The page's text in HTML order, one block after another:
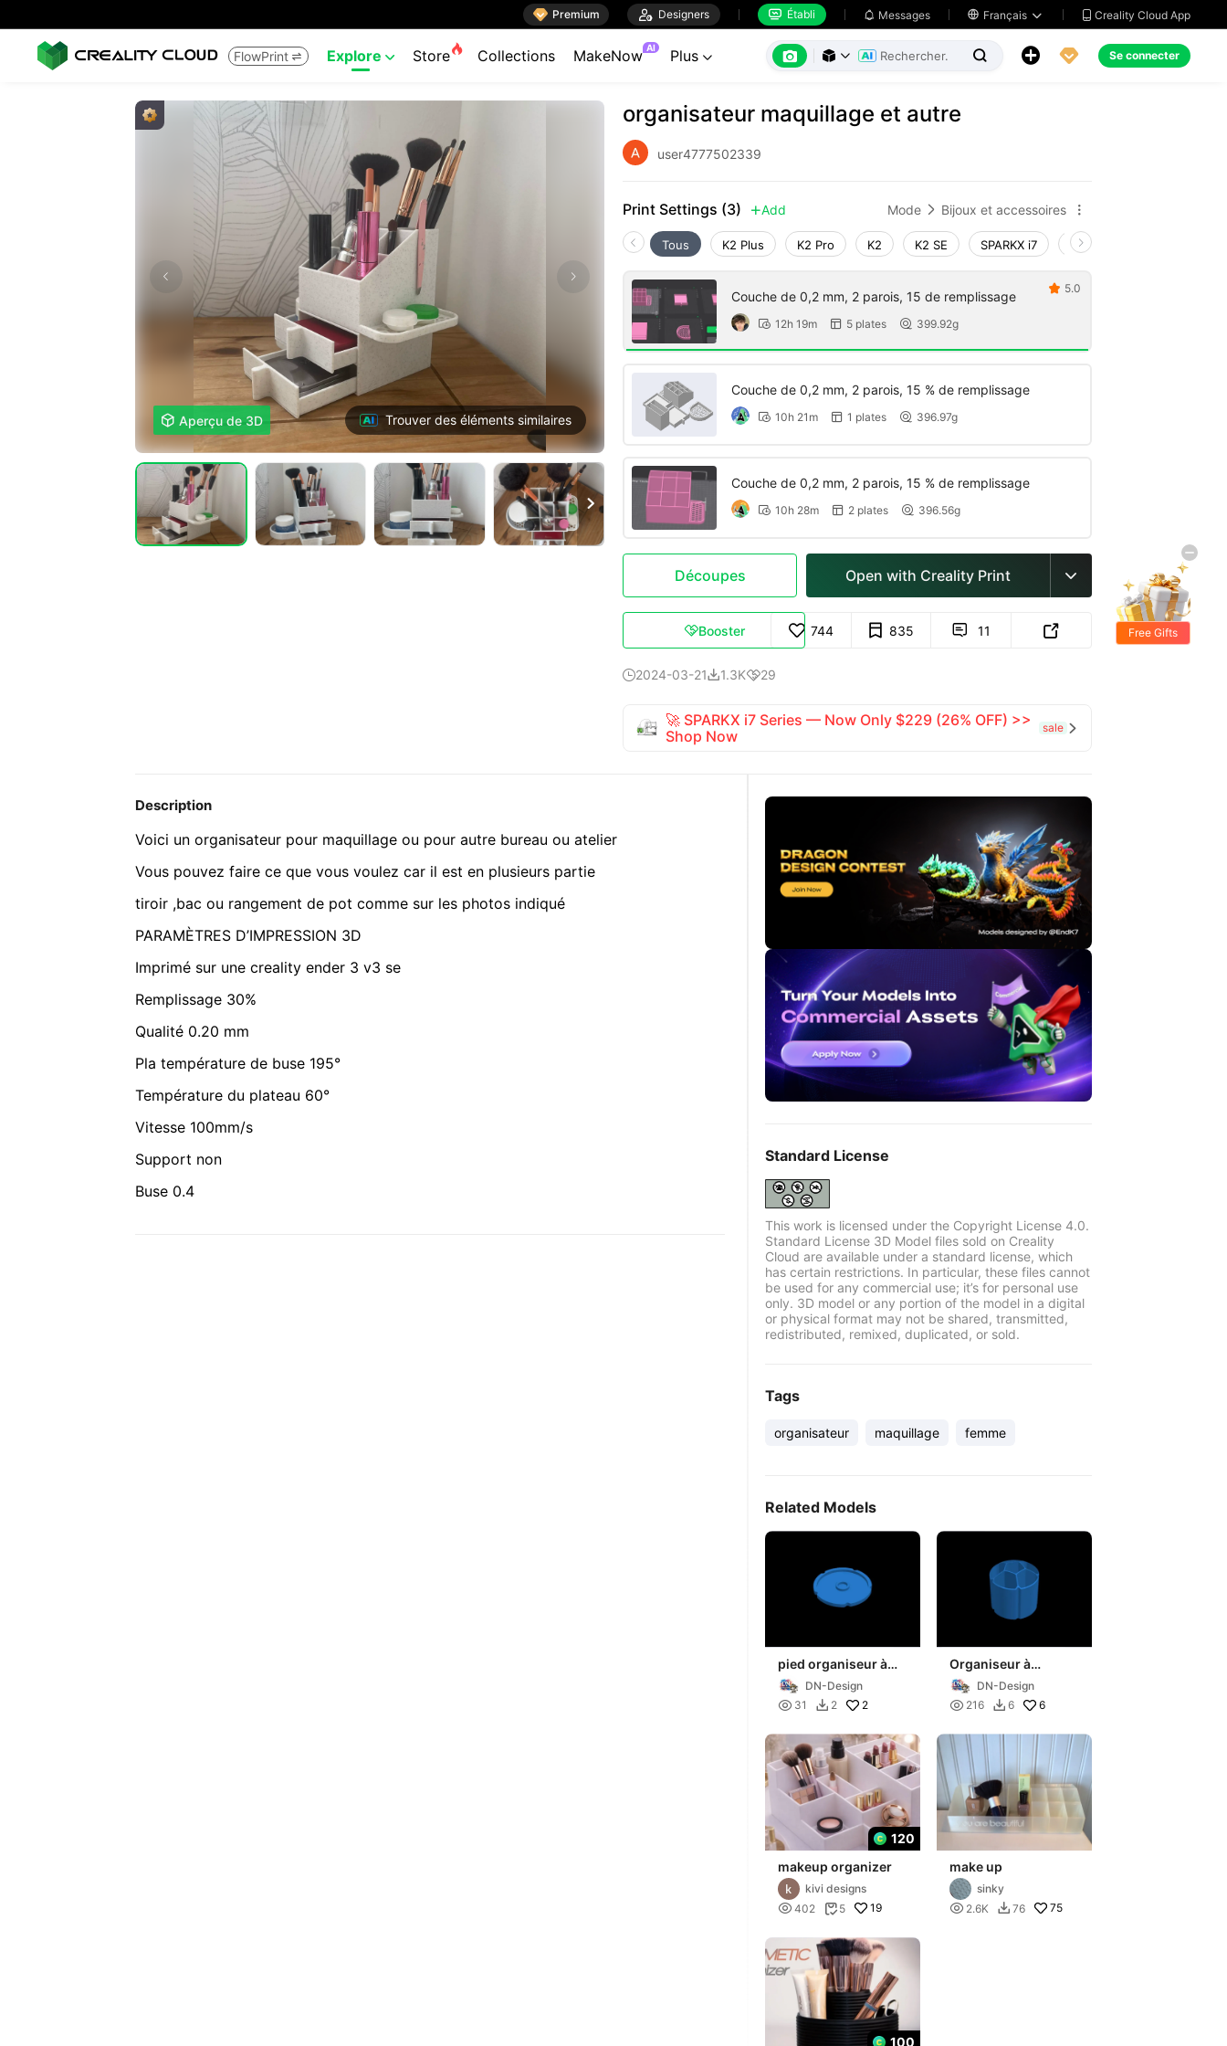
 Premium  Designers  Établi  Messages  Français   Creality Cloud App
FlowPrint  Explore  Store Collections MakeNow AI Plus        Se connecter
 Aperçu de 3D Trouver des éléments similaires

organisateur maquillage et autre
user4777502339
Print Settings (3) Add Mode  Bijoux et accessoires 
Tous K2 Plus K2 Pro K2 K2 SE SPARKX i7 Creality Hi
Couche de 0,2 mm, 2 parois, 15 de remplissage
 12h 19m  5 plates  399.92g
 5.0
Couche de 0,2 mm, 2 parois, 15 % de remplissage
 10h 21m  1 plates  396.97g
Couche de 0,2 mm, 2 parois, 15 % de remplissage
 10h 28m  2 plates  396.56g
Découpes Open with Creality Print 
Booster 744 835  11 
2024-03-211.3K29
🚀 SPARKX i7 Series — Now Only $229 (26% OFF) >>
Shop Now
sale 
Description
Voici un organisateur pour maquillage ou pour autre bureau ou atelier
Vous pouvez faire ce que vous voulez car il est en plusieurs partie
tiroir ,bac ou rangement de pot comme sur les photos indiqué
PARAMÈTRES D’IMPRESSION 3D
Imprimé sur une creality ender 3 v3 se
Remplissage 30%
Qualité 0.20 mm
Pla température de buse 195°
Température du plateau 60°
Vitesse 100mm/s
Support non
Buse 0.4
Standard License
This work is licensed under the Copyright License 4.0.
Standard License 3D Model files sold on Creality
Cloud are available under a standard license, which
has certain restrictions. In particular, these files cannot
be used for any commercial use; it’s for personal use
only. 3D model or any portion of the model in a digital
or physical format may not be shared, transmitted,
redistributed, remixed, duplicated, or sold.
Tags
organisateur maquillage femme
Related Models
pied organiseur à
maquillage
DN-Design
 31  2 2
Organiseur à
maquillage
DN-Design
 216  6 6
120
makeup organizer
kivi designs
 402  5 19
make up
sinky
 2.6K  76 75
100